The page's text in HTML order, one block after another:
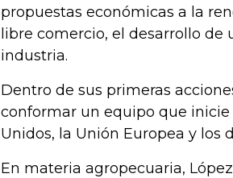
propuestas económicas a la
libre comercio, el desarrollo
industria.
Dentro de sus primeras
conformar un equipo que inicie
Unidos, la Unión Europea y los
En materia agropecuaria,